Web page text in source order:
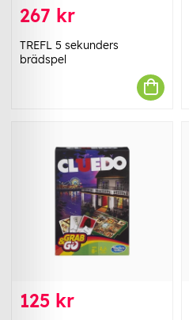
267 kr
TREFL 5 sekunders
brädspel
125 kr